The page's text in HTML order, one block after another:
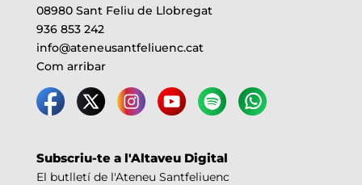
08980 Sant Feliu de Llobregat
936 853 242
info@ateneusantfeliuenc.cat
Com arribar
Subscriu-te a l'Altaveu Digital
El butlletí de l'Ateneu Santfeliuenc